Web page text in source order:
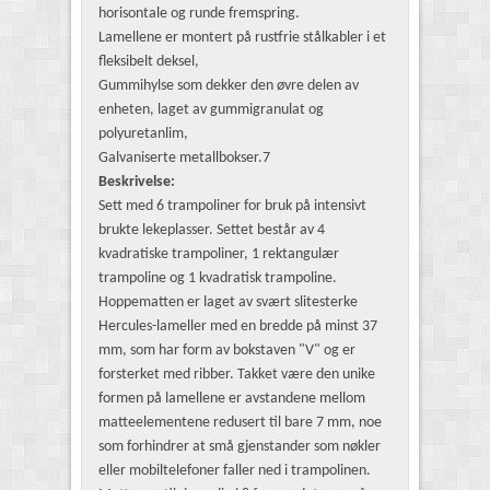
horisontale og runde fremspring.
Lamellene er montert på rustfrie stålkabler i et
fleksibelt deksel,
Gummihylse som dekker den øvre delen av
enheten, laget av gummigranulat og
polyuretanlim,
Galvaniserte metallbokser.7
Beskrivelse:
Sett med 6 trampoliner for bruk på intensivt
brukte lekeplasser. Settet består av 4
kvadratiske trampoliner, 1 rektangulær
trampoline og 1 kvadratisk trampoline.
Hoppematten er laget av svært slitesterke
Hercules-lameller med en bredde på minst 37
mm, som har form av bokstaven "V" og er
forsterket med ribber. Takket være den unike
formen på lamellene er avstandene mellom
matteelementene redusert til bare 7 mm, noe
som forhindrer at små gjenstander som nøkler
eller mobiltelefoner faller ned i trampolinen.